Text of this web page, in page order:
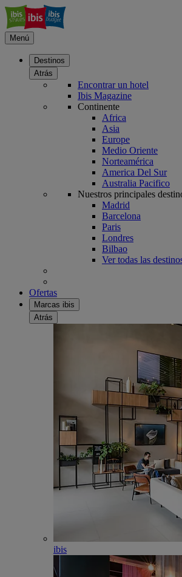
Menú
Destinos
Atrás
Encontrar un hotel
Ibis Magazine
Continente
Africa
Asia
Europe
Medio Oriente
Norteamérica
America Del Sur
Australia Pacifico
Nuestros principales
Madrid
Barcelona
Paris
Londres
Bilbao
Ver todas las
Ofertas
Marcas ibis
Atrás
ibis